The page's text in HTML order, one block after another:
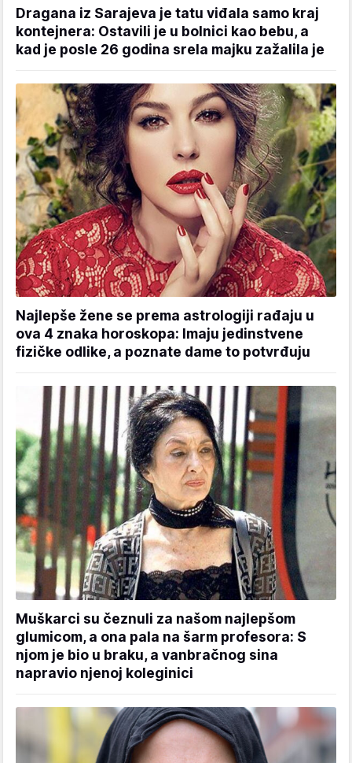
Dragana iz Sarajeva je tatu viđala samo kraj
kontejnera: Ostavili je u bolnici kao bebu, a
kad je posle 26 godina srela majku zažalila je
Najlepše žene se prema astrologiji rađaju u
ova 4 znaka horoskopa: Imaju jedinstvene
fizičke odlike, a poznate dame to potvrđuju
Muškarci su čeznuli za našom najlepšom
glumicom, a ona pala na šarm profesora: S
njom je bio u braku, a vanbračnog sina
napravio njenoj koleginici